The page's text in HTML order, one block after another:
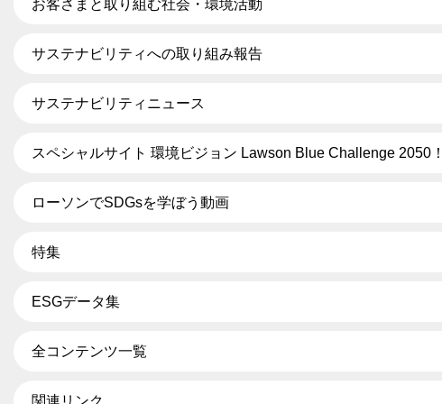
お客さまと取り組む社会・環境活動
サステナビリティへの取り組み報告
サステナビリティニュース
スペシャルサイト 環境ビジョン Lawson Blue Challenge 2050
ローソンでSDGsを学ぼう動画
特集
ESGデータ集
全コンテンツ一覧
関連リンク